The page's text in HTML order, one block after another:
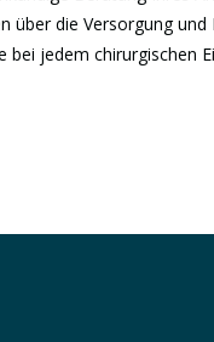
über die Versorgung
jedem chirurgischen